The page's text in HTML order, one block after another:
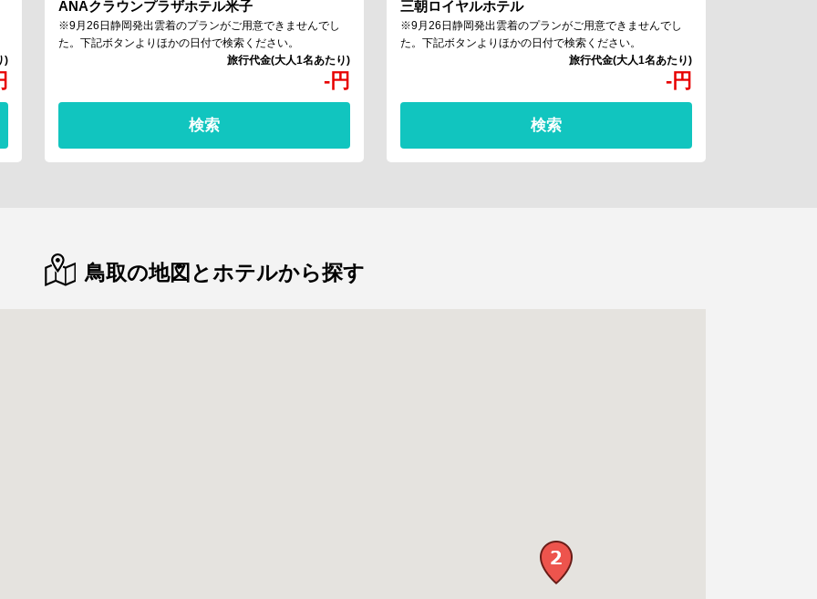
ANAクラウンプラザホテル米子
-円
※9月26日静岡発出雲着のプランがご用意できませんでし
た。下記ボタンよりほかの日付で検索ください。
検索
三朝ロイヤルホテル
-円
※9月26日静岡発出雲着のプランがご用意できませんでし
た。下記ボタンよりほかの日付で検索ください。
検索
鳥取の地図とホテルから探す